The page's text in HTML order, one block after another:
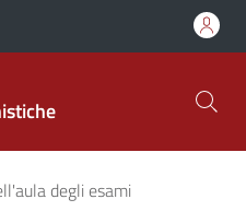
degli esami